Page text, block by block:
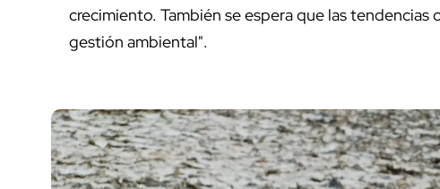
crecimiento. También se espera que las
gestión ambiental".